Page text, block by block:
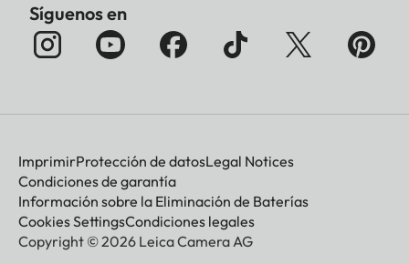
Síguenos en
ImprimirProtección de datosLegal Notices
Condiciones de garantía
Información sobre la Eliminación de Baterías
Cookies SettingsCondiciones legales
Copyright © 2026 Leica Camera AG